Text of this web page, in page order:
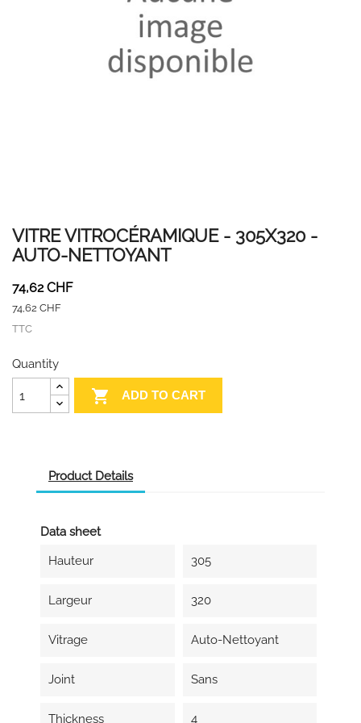
VITRE VITROCÉRAMIQUE - 305X320 -
AUTO-NETTOYANT
74,62 CHF
74,62 CHF
TTC
Quantity
 ADD TO CART
Product Details
Data sheet
Hauteur
305
Largeur 320
Vitrage Auto-Nettoyant
Joint Sans
Thickness 4